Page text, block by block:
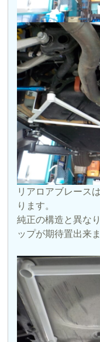
リアロアブレース
ります。
純正の構造と異な
ップが期待置出来